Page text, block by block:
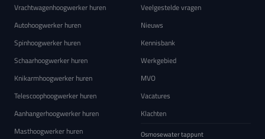
Vrachtwagenhoogwerker huren
Autohoogwerker huren
Spinhoogwerker huren
Schaarhoogwerker huren
Knikarmhoogwerker huren
Telescoophoogwerker huren
Aanhangerhoogwerker huren
Masthoogwerker huren
Veelgestelde vragen
Nieuws
Kennisbank
Werkgebied
MVO
Vacatures
Klachten
Osmosewater tappunt